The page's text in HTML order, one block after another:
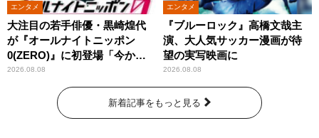
エンタメ
大注目の若手俳優・黒崎煌代
が『オールナイトニッポン
0(ZERO)』に初登場「今から
とてもワクワクしておりま
2026.08.08
エンタメ
『ブルーロック』高橋文哉主
演、大人気サッカー漫画が待
望の実写映画に
2026.08.08
新着記事をもっと見る